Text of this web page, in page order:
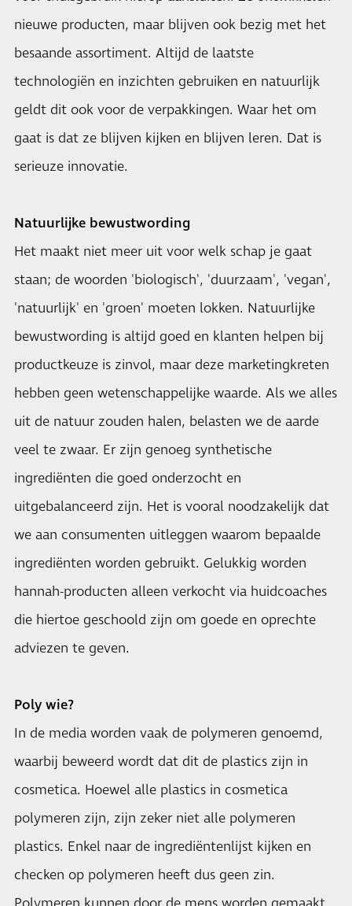
nieuwe producten, maar blijven ook bezig met het
besaande assortiment. Altijd de laatste
technologiën en inzichten gebruiken en natuurlijk
geldt dit ook voor de verpakkingen. Waar het om
gaat is dat ze blijven kijken en blijven leren. Dat is
serieuze innovatie.
Natuurlijke bewustwording
Het maakt niet meer uit voor welk schap je gaat
staan; de woorden 'biologisch', 'duurzaam', 'vegan',
'natuurlijk' en 'groen' moeten lokken. Natuurlijke
bewustwording is altijd goed en klanten helpen bij
productkeuze is zinvol, maar deze marketingkreten
hebben geen wetenschappelijke waarde. Als we alles
uit de natuur zouden halen, belasten we de aarde
veel te zwaar. Er zijn genoeg synthetische
ingrediënten die goed onderzocht en
uitgebalanceerd zijn. Het is vooral noodzakelijk dat
we aan consumenten uitleggen waarom bepaalde
ingrediënten worden gebruikt. Gelukkig worden
hannah-producten alleen verkocht via huidcoaches
die hiertoe geschoold zijn om goede en oprechte
adviezen te geven.
Poly wie?
In de media worden vaak de polymeren genoemd,
waarbij beweerd wordt dat dit de plastics zijn in
cosmetica. Hoewel alle plastics in cosmetica
polymeren zijn, zijn zeker niet alle polymeren
plastics. Enkel naar de ingrediëntenlijst kijken en
checken op polymeren heeft dus geen zin.